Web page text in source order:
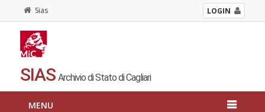
Sias LOGIN
SIAS Archivio di Stato di Cagliari
MENU